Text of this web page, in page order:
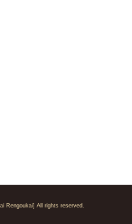
Rengoukai] All rights reserved.